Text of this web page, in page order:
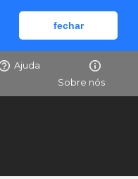
fechar
Ajuda
Sobre nós